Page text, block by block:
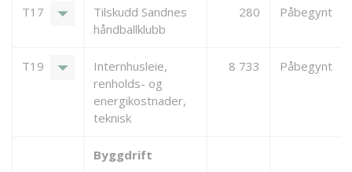
T17 arrow_drop_down
Tilskudd Sandnes
håndballklubb
280 Påbegynt
T19 arrow_drop_down
Internhusleie,
renholds- og
energikostnader,
teknisk
8 733 Påbegynt
Byggdrift